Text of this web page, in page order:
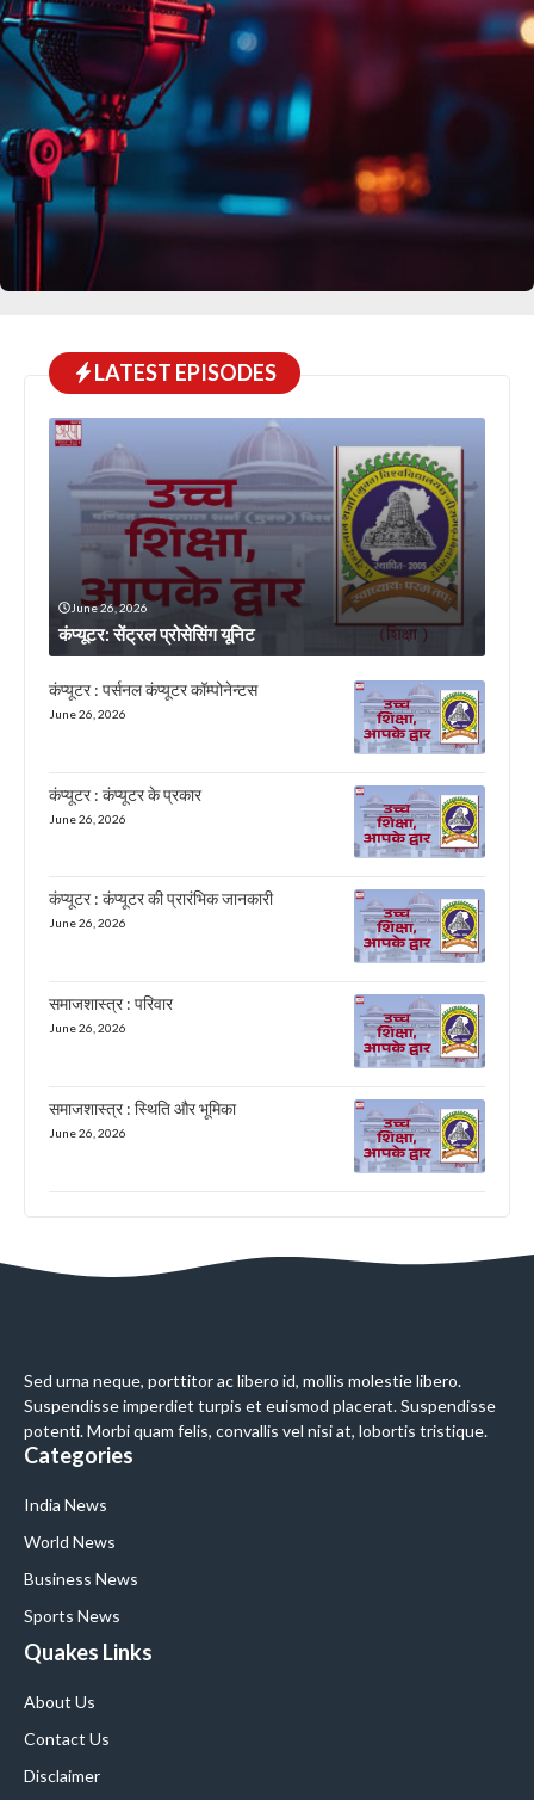
LATEST EPISODES
June 26, 2026
कंप्यूटर: सेंट्रल प्रोसेसिंग यूनिट
कंप्यूटर : पर्सनल कंप्यूटर कॉम्पोनेन्टस
June 26, 2026
कंप्यूटर : कंप्यूटर के प्रकार
June 26, 2026
कंप्यूटर : कंप्यूटर की प्रारंभिक जानकारी
June 26, 2026
समाजशास्त्र : परिवार
June 26, 2026
समाजशास्त्र : स्थिति और भूमिका
June 26, 2026
Sed urna neque, porttitor ac libero id, mollis molestie libero.
Suspendisse imperdiet turpis et euismod placerat. Suspendisse
potenti. Morbi quam felis, convallis vel nisi at, lobortis tristique.
Categories
India News
World News
Business News
Sports News
Quakes Links
About Us
Contact Us
Disclaimer